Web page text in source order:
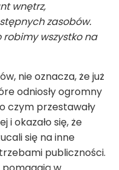
wnętrz,
zasobów.
robimy wszystko na
nie oznacza, że już
odniosły ogromny
czym przestawały
i okazało się, że
się na inne
publiczności.